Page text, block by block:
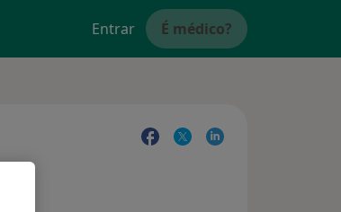
Entrar É médico?